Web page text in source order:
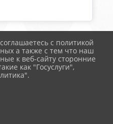
данных
с политикой
а также с тем что наш
к веб-сайту сторонние
как "Госуслуги",